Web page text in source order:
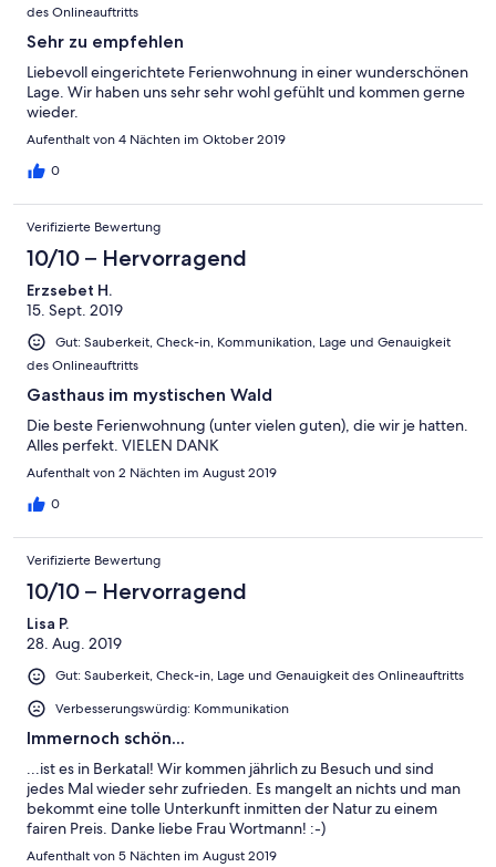
des Onlineauftritts
Sehr zu empfehlen
Liebevoll eingerichtete Ferienwohnung in einer wunderschönen
Lage. Wir haben uns sehr sehr wohl gefühlt und kommen gerne
wieder.
Aufenthalt von 4 Nächten im Oktober 2019
0
Verifizierte Bewertung
10/10 – Hervorragend
Erzsebet H.
15. Sept. 2019
Gut: Sauberkeit, Check-in, Kommunikation, Lage und Genauigkeit
des Onlineauftritts
Gasthaus im mystischen Wald
Die beste Ferienwohnung (unter vielen guten), die wir je hatten.
Alles perfekt. VIELEN DANK
Aufenthalt von 2 Nächten im August 2019
0
Verifizierte Bewertung
10/10 – Hervorragend
Lisa P.
28. Aug. 2019
Gut: Sauberkeit, Check-in, Lage und Genauigkeit des Onlineauftritts
Verbesserungswürdig: Kommunikation
Immernoch schön...
...ist es in Berkatal! Wir kommen jährlich zu Besuch und sind
jedes Mal wieder sehr zufrieden. Es mangelt an nichts und man
bekommt eine tolle Unterkunft inmitten der Natur zu einem
fairen Preis. Danke liebe Frau Wortmann! :-)
Aufenthalt von 5 Nächten im August 2019